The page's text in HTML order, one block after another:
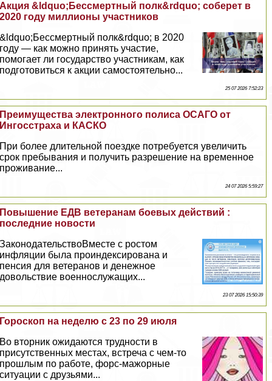
Акция &ldquo;Бесcмepтный полк&rdquo; соберет в
2020 году миллионы участников
&ldquo;Бесcмepтный полк&rdquo; в 2020
году — как можно принять участие,
помогает ли государство участникам, как
подготовиться к акции самостоятельно...
25 07 2026 7:52:23
Преимущества электронного полиса ОСАГО от
Ингосстpaxa и КАСКО
При более длительной поездке потребуется увеличить
срок пребывания и получить разрешение на временное
проживание...
24 07 2026 5:59:27
Повышение ЕДВ ветеранам боевых действий :
последние новости
ЗаконодательствоВместе с ростом
инфляции была проиндексирована и
пенсия для ветеранов и денежное
довольствие военнослужащих...
23 07 2026 15:50:39
Гороскоп на неделю с 23 по 29 июля
Во вторник ожидаются трудности в
присутственных местах, встреча с чем-то
прошлым по работе, форс-мажорные
ситуации с друзьями...